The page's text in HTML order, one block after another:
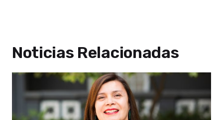
Noticias Relacionadas